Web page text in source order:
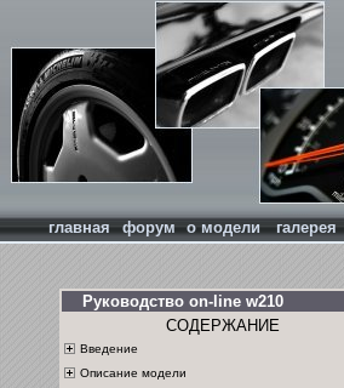
главная форум о модели галерея
Руководство on-line w210
СОДЕРЖАНИЕ
Введение
Описание модели